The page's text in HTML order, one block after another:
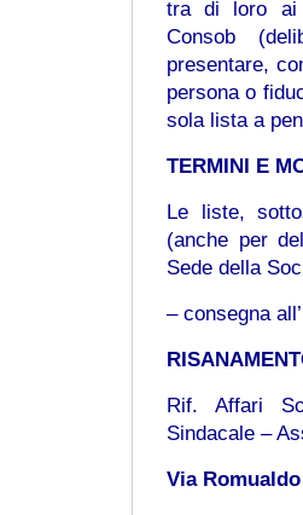
tra di loro ai
Consob
presentare,
persona o
sola lista a
TERMINI E
Le liste,
(anche per
Sede della
– consegna
Rif. Affari
Sindacale –
Via